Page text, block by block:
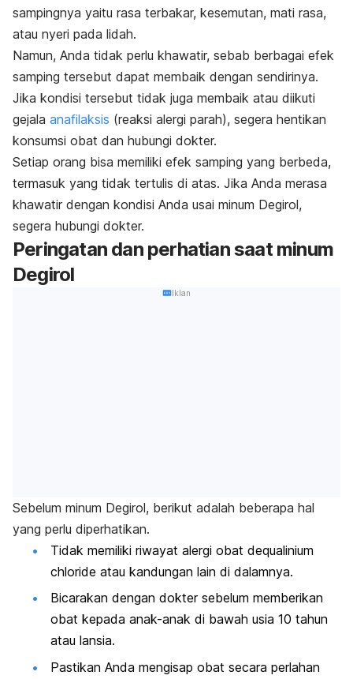
sampingnya yaitu rasa terbakar, kesemutan, mati rasa,
atau nyeri pada lidah.
Namun, Anda tidak perlu khawatir, sebab berbagai efek
samping tersebut dapat membaik dengan sendirinya.
Jika kondisi tersebut tidak juga membaik atau diikuti
gejala anafilaksis (reaksi alergi parah), segera hentikan
konsumsi obat dan hubungi dokter.
Setiap orang bisa memiliki efek samping yang berbeda,
termasuk yang tidak tertulis di atas. Jika Anda merasa
khawatir dengan kondisi Anda usai minum Degirol,
segera hubungi dokter.
Peringatan dan perhatian saat minum
Degirol
Iklan
Sebelum minum Degirol, berikut adalah beberapa hal
yang perlu diperhatikan.
Tidak memiliki riwayat alergi obat dequalinium
chloride atau kandungan lain di dalamnya.
Bicarakan dengan dokter sebelum memberikan
obat kepada anak-anak di bawah usia 10 tahun
atau lansia.
Pastikan Anda mengisap obat secara perlahan